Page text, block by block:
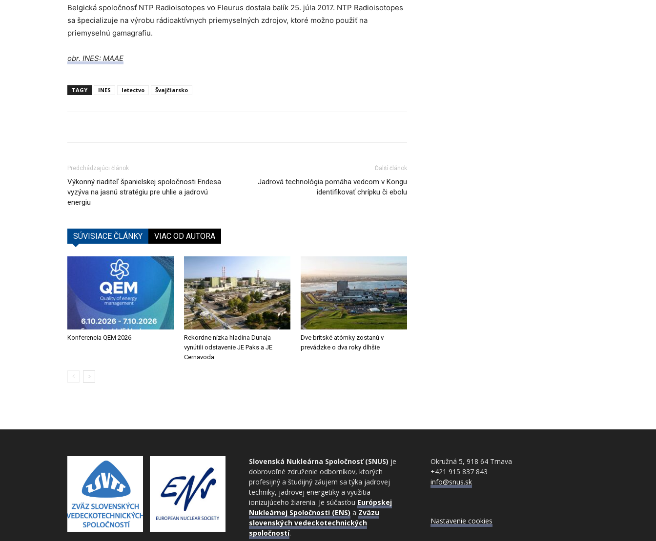
Belgická spoločnosť NTP Radioisotopes vo Fleurus dostala balík 25. júla 2017. NTP Radioisotopes
sa špecializuje na výrobu rádioaktívnych priemyselných zdrojov, ktoré možno použiť na
priemyselnú gamagrafiu.
obr. INES: MAAE
TAGY INES letectvo Švajčiarsko
Predchádzajúci článok
Výkonný riaditeľ španielskej spoločnosti Endesa
vyzýva na jasnú stratégiu pre uhlie a jadrovú
energiu
Ďalší článok
Jadrová technológia pomáha vedcom v Kongu
identifikovať chrípku či ebolu
SÚVISIACE ČLÁNKY VIAC OD AUTORA
Konferencia QEM 2026
Rekordne nízka hladina Dunaja
vynútili odstavenie JE Paks a JE
Cernavoda
Dve britské atómky zostanú v
prevádzke o dva roky dlhšie
Slovenská Nukleárna Spoločnosť (SNUS) je
dobrovoľné združenie odborníkov, ktorých
profesijný a študijný záujem sa týka jadrovej
techniky, jadrovej energetiky a využitia
ionizujúceho žiarenia. Je súčasťou Európskej
Nukleárnej Spoločnosti (ENS) a Zväzu
slovenských vedeckotechnických
spoločností.
Okružná 5, 918 64 Trnava
+421 915 837 843
info@snus.sk
Nastavenie cookies